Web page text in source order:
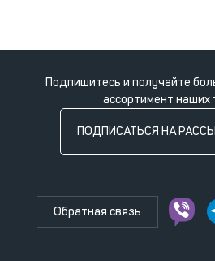
Подпишитесь и получайте
ассортимент наших
ПОДПИСАТЬСЯ НА
Обратная связь